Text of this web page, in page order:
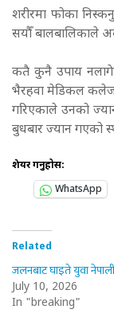
शरीरमा फोका
सयौँ बालबालिकाले
कतै कुनै उपाय
भैरहवा मेडिकल
गरिएकाले उनको
बुधबार ज्यान गएको
शेयर गर्नुहोस:
WhatsApp
Related
जलनबाट घाइते युवा
July 10, 2026
In "breaking"